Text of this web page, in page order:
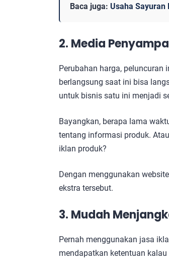
Baca juga: Usaha
2. Media
Perubahan harga, peluncuran
berlangsung saat ini bisa
untuk bisnis satu ini menjadi
Bayangkan, berapa lama
tentang informasi produk.
iklan produk?
Dengan menggunakan
ekstra tersebut.
3. Mudah
Pernah menggunakan jasa
mendapatkan ketentuan